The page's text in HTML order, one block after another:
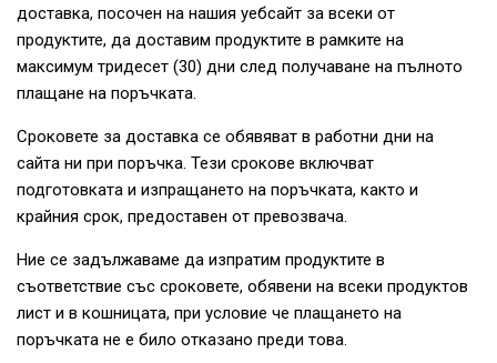
доставка, посочен на нашия уебсайт за всеки от
продуктите, да доставим продуктите в рамките на
максимум тридесет (30) дни след получаване на пълното
плащане на поръчката.
Сроковете за доставка се обявяват в работни дни на
сайта ни при поръчка. Тези срокове включват
подготовката и изпращането на поръчката, както и
крайния срок, предоставен от превозвача.
Ние се задължаваме да изпратим продуктите в
съответствие със сроковете, обявени на всеки продуктов
лист и в кошницата, при условие че плащането на
поръчката не е било отказано преди това.